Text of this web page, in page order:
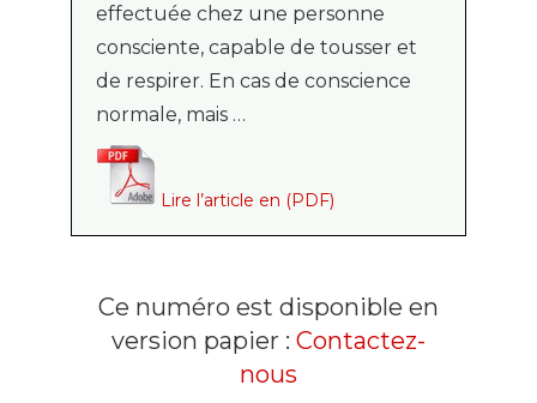
effectuée chez une personne
consciente, capable de tousser et
de respirer. En cas de conscience
normale, mais …
Lire l’article en (PDF)
Ce numéro est disponible en
version papier : Contactez-
nous